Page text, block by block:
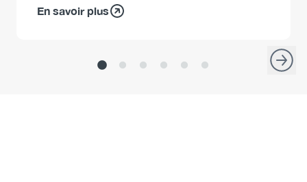
En savoir plus